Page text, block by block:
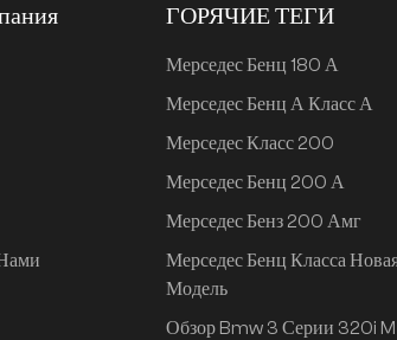
Ли Авто L6 2024 Про
дальнобойная версия
для умного вождения
Mi SU7 2024, 830 км,
ГОРЯЧИЕ ТЕГИ
Мерседес Бенц 180 А
Мерседес Бенц А Класс А
Мерседес Класс 200
Мерседес Бенц 200 А
Мерседес Бенз 200 Амг
Мерседес Бенц Класса
Модель
Обзор Bmw 3 Серии 320i M